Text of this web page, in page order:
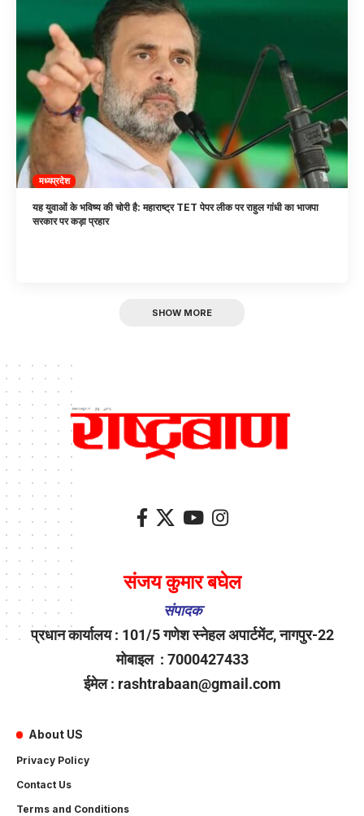
मध्यप्रदेश
यह युवाओं के भविष्य की चोरी है: महाराष्ट्र TET पेपर लीक पर राहुल गांधी का भाजपा
सरकार पर कड़ा प्रहार
SHOW MORE
संजय कुमार बघेल
संपादक
प्रधान कार्यालय : 101/5 गणेश स्नेहल अपार्टमेंट, नागपुर-22
मोबाइल : 7000427433
ईमेल : rashtrabaan@gmail.com
About US
Privacy Policy
Contact Us
Terms and Conditions